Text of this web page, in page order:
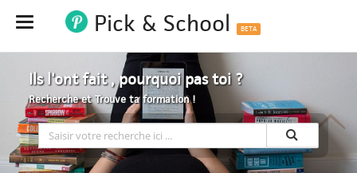
Hide Pick & School BETA
Ils l'ont fait , pourquoi pas toi ?
Recherche et Trouve ta formation !